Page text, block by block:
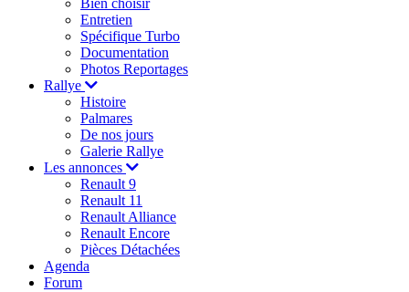
Bien choisir
Entretien
Spécifique Turbo
Documentation
Photos Reportages
Rallye
Histoire
Palmares
De nos jours
Galerie Rallye
Les annonces
Renault 9
Renault 11
Renault Alliance
Renault Encore
Pièces Détachées
Agenda
Forum